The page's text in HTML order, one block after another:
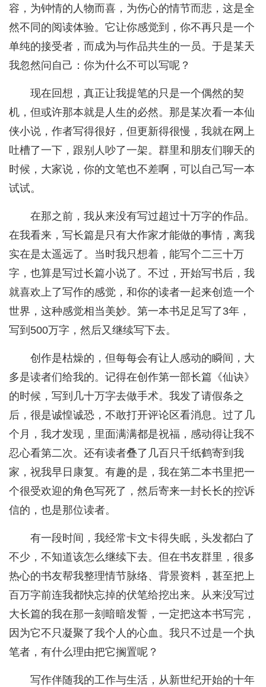
容，为钟情的人物而喜，为伤心的情节而悲，这是全
然不同的阅读体验。它让你感觉到，你不再只是一个
单纯的接受者，而成为与作品共生的一员。于是某天
我忽然问自己：你为什么不可以写呢？
现在回想，真正让我提笔的只是一个偶然的契
机，但或许那本就是人生的必然。那是某次看一本仙
侠小说，作者写得很好，但更新得很慢，我就在网上
吐槽了一下，跟别人吵了一架。群里和朋友们聊天的
时候，大家说，你的文笔也不差啊，可以自己写一本
试试。
在那之前，我从来没有写过超过十万字的作品。
在我看来，写长篇是只有大作家才能做的事情，离我
实在是太遥远了。当时我只想着，能写个二三十万
字，也算是写过长篇小说了。不过，开始写书后，我
就喜欢上了写作的感觉，和你的读者一起来创造一个
世界，这种感觉相当美妙。第一本书足足写了3年，
写到500万字，然后又继续写下去。
创作是枯燥的，但每每会有让人感动的瞬间，大
多是读者们给我的。记得在创作第一部长篇《仙诀》
的时候，写到几十万字去做手术。我发了请假条之
后，很是诚惶诚恐，不敢打开评论区看消息。过了几
个月，我才发现，里面满满都是祝福，感动得让我不
忍心看第二次。还有读者叠了几百只千纸鹤寄到我
家，祝我早日康复。有趣的是，我在第二本书里把一
个很受欢迎的角色写死了，然后寄来一封长长的控诉
信的，也是那位读者。
有一段时间，我经常卡文卡得失眠，头发都白了
不少，不知道该怎么继续下去。但在书友群里，很多
热心的书友帮我整理情节脉络、背景资料，甚至把上
百万字前连我都快忘掉的伏笔给挖出来。从来没写过
大长篇的我在那一刻暗暗发誓，一定把这本书写完，
因为它不只凝聚了我个人的心血。我只不过是一个执
笔者，有什么理由把它搁置呢？
写作伴随我的工作与生活，从新世纪开始的十年